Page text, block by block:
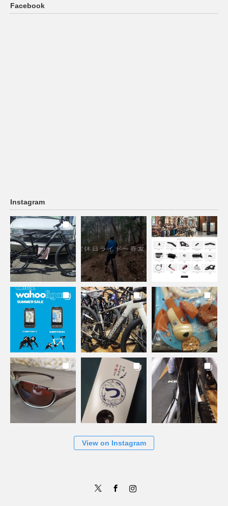
Facebook
Instagram
View on Instagram
Instagram